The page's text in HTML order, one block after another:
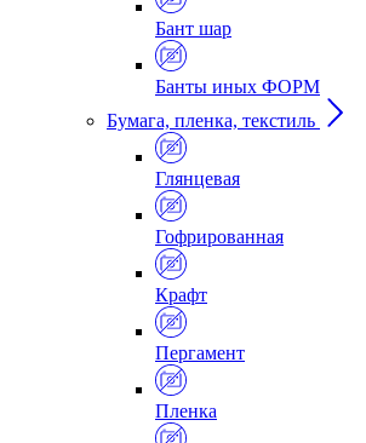
Бант шар
Банты иных ФОРМ
Бумага, пленка, текстиль
Глянцевая
Гофрированная
Крафт
Пергамент
Пленка